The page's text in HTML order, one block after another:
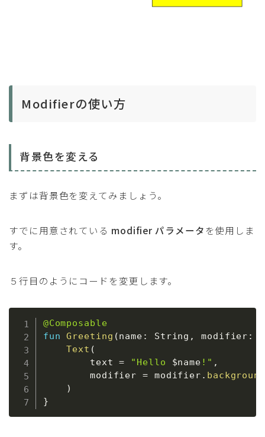
Modifierの使い方
背景色を変える
まずは背景色を変えてみましょう。
すでに用意されている modifier パラメータ を使用しま
す。
５行目のようにコードを変更します。
@Composable
fun
Greeting (name : String , modifier :
Text (
        text
= "Hello $name !" ,
        modifier
= modifier . background
)
}